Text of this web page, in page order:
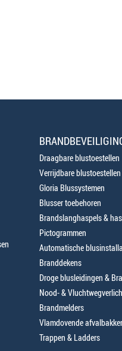
Draagbare blustoestellen
Verrijdbare blustoestellen
Gloria Blussystemen
Blusser toebehoren
Brandslanghaspels &
Pictogrammen
Automatische
Branddekens
Droge blusleidingen &
Nood- &
Brandmelders
Vlamdovende
Trappen & Ladders